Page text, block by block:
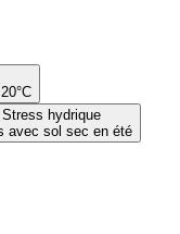
Stress hydrique
avec sol sec en été